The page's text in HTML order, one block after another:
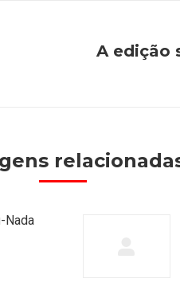
A edição
Nada